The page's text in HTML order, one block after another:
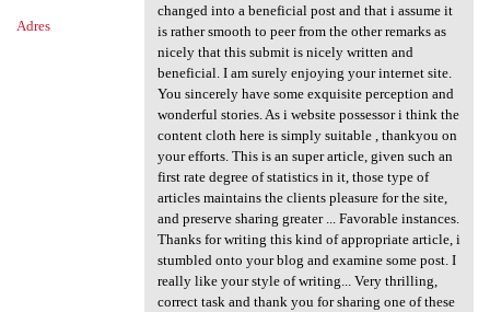
Adres
changed into a beneficial post and that i assume it
is rather smooth to peer from the other remarks as
nicely that this submit is nicely written and
beneficial. I am surely enjoying your internet site.
You sincerely have some exquisite perception and
wonderful stories. As i website possessor i think the
content cloth here is simply suitable , thankyou on
your efforts. This is an super article, given such an
first rate degree of statistics in it, those type of
articles maintains the clients pleasure for the site,
and preserve sharing greater ... Favorable instances.
Thanks for writing this kind of appropriate article, i
stumbled onto your blog and examine some post. I
really like your style of writing... Very thrilling,
correct task and thank you for sharing one of these